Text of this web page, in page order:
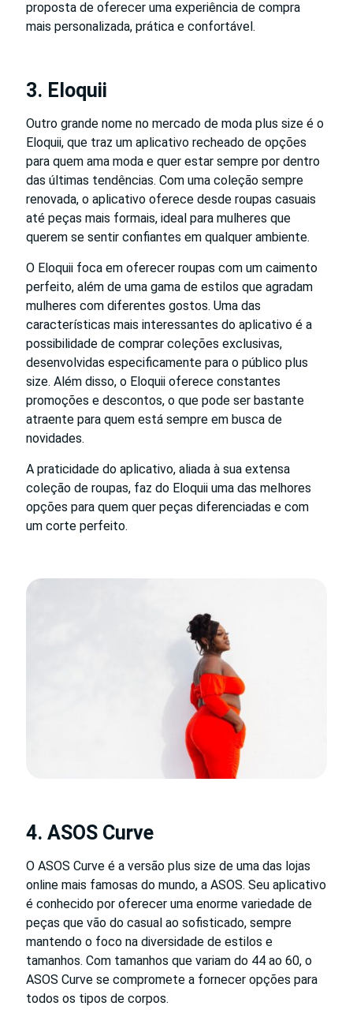
proposta de oferecer uma experiência de compra
mais personalizada, prática e confortável.
3. Eloquii
Outro grande nome no mercado de moda plus size é o
Eloquii, que traz um aplicativo recheado de opções
para quem ama moda e quer estar sempre por dentro
das últimas tendências. Com uma coleção sempre
renovada, o aplicativo oferece desde roupas casuais
até peças mais formais, ideal para mulheres que
querem se sentir confiantes em qualquer ambiente.
O Eloquii foca em oferecer roupas com um caimento
perfeito, além de uma gama de estilos que agradam
mulheres com diferentes gostos. Uma das
características mais interessantes do aplicativo é a
possibilidade de comprar coleções exclusivas,
desenvolvidas especificamente para o público plus
size. Além disso, o Eloquii oferece constantes
promoções e descontos, o que pode ser bastante
atraente para quem está sempre em busca de
novidades.
A praticidade do aplicativo, aliada à sua extensa
coleção de roupas, faz do Eloquii uma das melhores
opções para quem quer peças diferenciadas e com
um corte perfeito.
4. ASOS Curve
O ASOS Curve é a versão plus size de uma das lojas
online mais famosas do mundo, a ASOS. Seu aplicativo
é conhecido por oferecer uma enorme variedade de
peças que vão do casual ao sofisticado, sempre
mantendo o foco na diversidade de estilos e
tamanhos. Com tamanhos que variam do 44 ao 60, o
ASOS Curve se compromete a fornecer opções para
todos os tipos de corpos.